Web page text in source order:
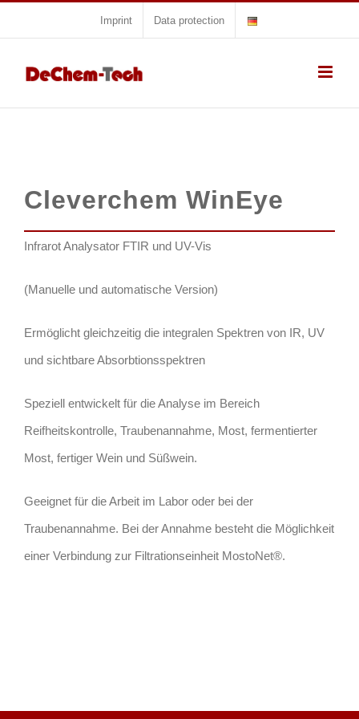
to
content
Imprint Data protection
Cleverchem WinEye
Infrarot Analysator FTIR und UV-Vis
(Manuelle und automatische Version)
Ermöglicht gleichzeitig die integralen Spektren von IR, UV
und sichtbare Absorbtionsspektren
Speziell entwickelt für die Analyse im Bereich
Reifheitskontrolle, Traubenannahme, Most, fermentierter
Most, fertiger Wein und Süßwein.
Geeignet für die Arbeit im Labor oder bei der
Traubenannahme. Bei der Annahme besteht die Möglichkeit
einer Verbindung zur Filtrationseinheit MostoNet®.